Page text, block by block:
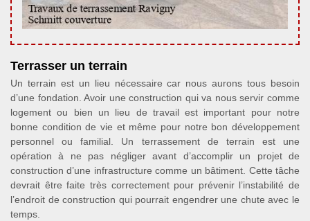
Terrasser un terrain
Un terrain est un lieu nécessaire car nous aurons tous besoin
d’une fondation. Avoir une construction qui va nous servir comme
logement ou bien un lieu de travail est important pour notre
bonne condition de vie et même pour notre bon développement
personnel ou familial. Un terrassement de terrain est une
opération à ne pas négliger avant d’accomplir un projet de
construction d’une infrastructure comme un bâtiment. Cette tâche
devrait être faite très correctement pour prévenir l’instabilité de
l’endroit de construction qui pourrait engendrer une chute avec le
temps.